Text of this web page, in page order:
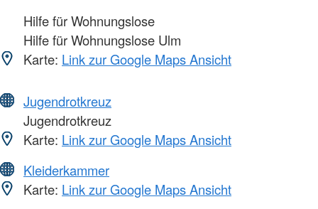
Hilfe für Wohnungslose
Hilfe für Wohnungslose Ulm
Karte: Link zur Google Maps Ansicht
Jugendrotkreuz
Jugendrotkreuz
Karte: Link zur Google Maps Ansicht
Kleiderkammer
Karte: Link zur Google Maps Ansicht